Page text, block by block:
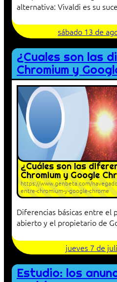
alternativa: Vivaldi es su
sábado 13 de
¿Cuales son las
Chromium y
¿Cuáles son las
Chromium y Google
https://www.genbeta.com/
entre-chromium-y-google-chrome
Diferencias básicas entre el
abierto y el propietario de
jueves 7 de
Estudio: los